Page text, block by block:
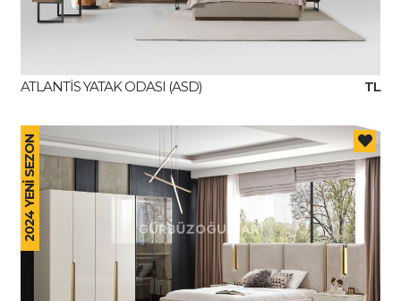
ATLANTİS YATAK ODASI (ASD) TL
2024 YENİ SEZON